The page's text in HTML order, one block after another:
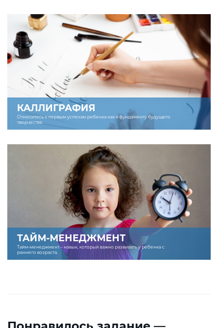
КАЛЛИГРАФИЯ
Относитесь к первым успехам ребенка как к фундаменту будущего
творчества.
ТАЙМ-МЕНЕДЖМЕНТ
Тайм-менеджмент – навык, который важно развивать у ребенка с
раннего возраста.